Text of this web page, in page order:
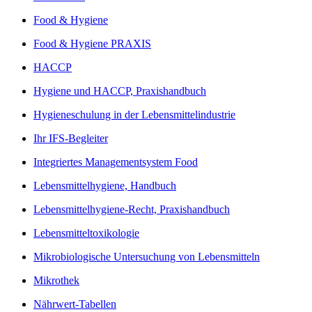
Food & Hygiene
Food & Hygiene PRAXIS
HACCP
Hygiene und HACCP, Praxishandbuch
Hygieneschulung in der Lebensmittelindustrie
Ihr IFS-Begleiter
Integriertes Managementsystem Food
Lebensmittelhygiene, Handbuch
Lebensmittelhygiene-Recht, Praxishandbuch
Lebensmitteltoxikologie
Mikrobiologische Untersuchung von Lebensmitteln
Mikrothek
Nährwert-Tabellen